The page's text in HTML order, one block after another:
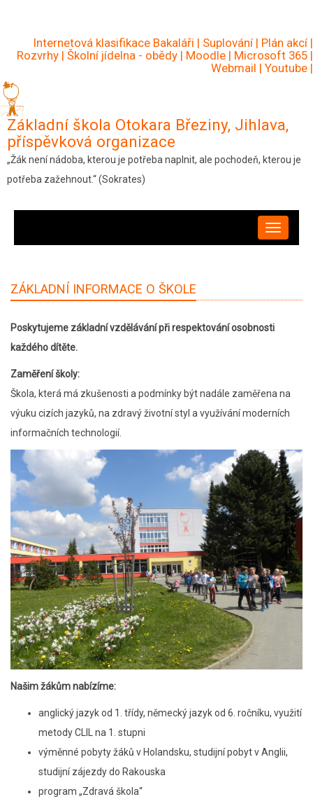
hlavnímuInternetová klasifikace Bakaláři | Suplování | Plán akcí |
Rozvrhy | Školní jídelna - obědy | Moodle | Microsoft 365 |
Webmail | Youtube |
Základní škola Otokara Březiny, Jihlava,
příspěvková organizace
„Žák není nádoba, kterou je potřeba naplnit, ale pochodeň, kterou je
potřeba zažehnout.“ (Sokrates)
ZÁKLADNÍ INFORMACE O ŠKOLE
Poskytujeme základní vzdělávání při respektování osobnosti
každého dítěte.
Zaměření školy:
Škola, která má zkušenosti a podmínky být nadále zaměřena na
výuku cizích jazyků, na zdravý životní styl a využívání moderních
informačních technologií.
Našim žákům nabízíme:
anglický jazyk od 1. třídy, německý jazyk od 6. ročníku, využití
metody CLIL na 1. stupni
výměnné pobyty žáků v Holandsku, studijní pobyt v Anglii,
studijní zájezdy do Rakouska
program „Zdravá škola“